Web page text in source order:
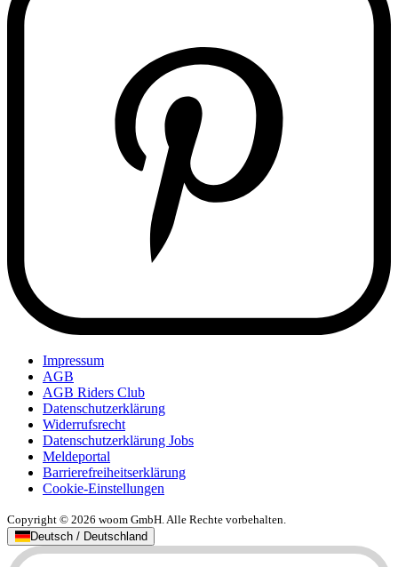
Impressum
AGB
AGB Riders Club
Datenschutzerklärung
Widerrufsrecht
Datenschutzerklärung Jobs
Meldeportal
Barrierefreiheitserklärung
Cookie-Einstellungen
Copyright © 2026 woom GmbH. Alle Rechte vorbehalten.
Deutsch / Deutschland